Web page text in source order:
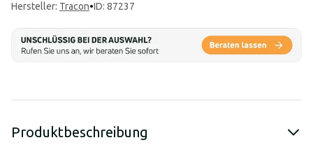
Hersteller: Tracon•ID: 87237
Produktbeschreibung